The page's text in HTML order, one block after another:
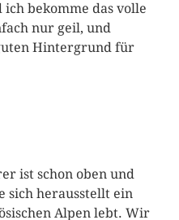
bekomme das volle
nur geil, und
Hintergrund für
ist schon oben und
sich herausstellt ein
Alpen lebt. Wir